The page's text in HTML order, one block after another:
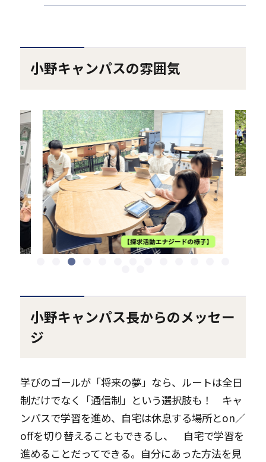
小野キャンパスの雰囲気
小野キャンパス長からのメッセー
ジ
学びのゴールが「将来の夢」なら、ルートは全日
制だけでなく「通信制」という選択肢も！ キャ
ンパスで学習を進め、自宅は休息する場所とon／
offを切り替えることもできるし、 自宅で学習を
進めることだってできる。自分にあった方法を見